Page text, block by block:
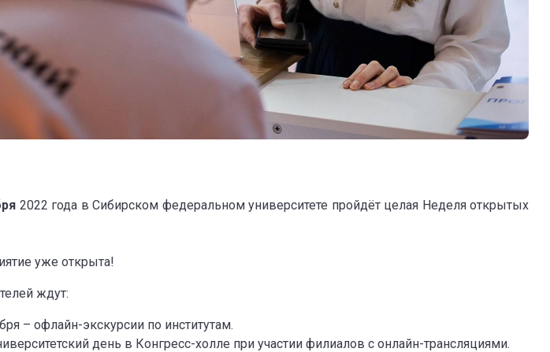
2022 года в Сибирском федеральном университете пройдёт целая Неделя открытых
уже открыта!
ждут:
– офлайн-экскурсии по институтам.
день в Конгресс-холле при участии филиалов с онлайн-трансляциями.